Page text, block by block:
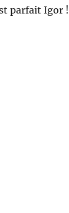
parfait Igor !